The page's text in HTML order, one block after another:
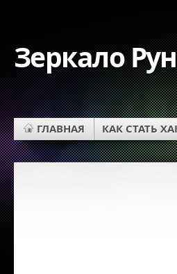
Зеркало
ГЛАВНАЯ КАК СТАТЬ